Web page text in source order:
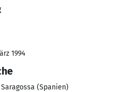
1994
(Spanien)